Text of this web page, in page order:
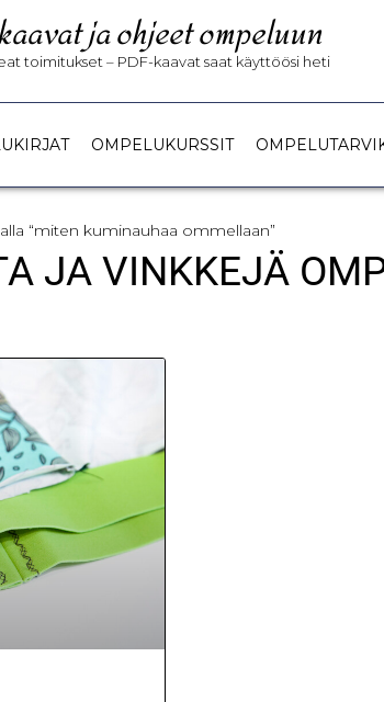
ja ohjeet ompeluun
toimitukset – PDF-kaavat saat käyttöösi heti
OMPELUKURSSIT
“miten kuminauhaa ommellaan”
JA VINKKEJÄ